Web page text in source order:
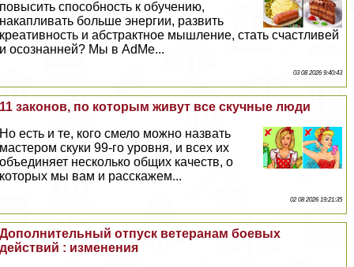
повысить способность к обучению,
накапливать больше энергии, развить
креативность и абстpaктное мышление, стать счастливей
и осознанней? Мы в AdMe...
03 08 2026 9:40:43
11 законов, по которым живут все скучные люди
Но есть и те, кого смело можно назвать
мастером скуки 99-го уровня, и всех их
объединяет несколько общих качеств, о
которых мы вам и расскажем...
02 08 2026 19:21:35
Дополнительный отпуск ветеранам боевых
действий : изменения